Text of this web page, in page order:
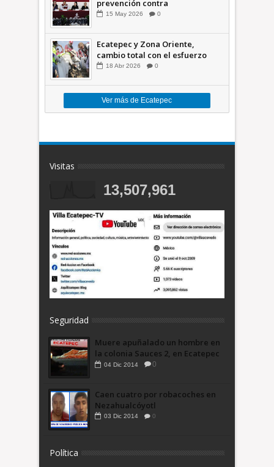
prevención contra
inundaciones en el Valle de
15 May 2026 0
Ecatepec y Zona Oriente,
cambio total con el esfuerzo
conjunto: Azucena; retiran 21
18 Abr 2026 0
Ver más de Ecatepec
Visitas
13,507,961
Seguridad
Muere apuñalado un hombre en
la colonia Sauces 2, en Ecatepec
04 Dic 2014 0
Caen cuatro por robacoches en
Nezahualcóyotl
03 Dic 2014 0
Política